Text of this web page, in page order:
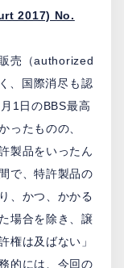
2017) No.
売（authorized
、国際消尽も認
1日のBBS最高
ったものの、
製品をいったん
で、特許製品の
、かつ、かかる
場合を除き、譲
権は及ばない」
的には、今回の